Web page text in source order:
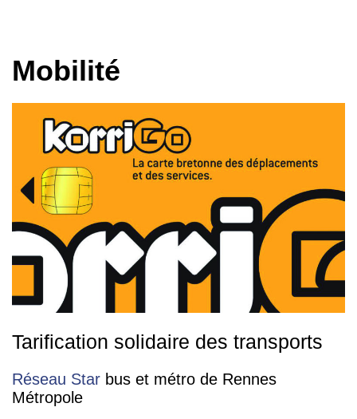
Mobilité
Tarification solidaire des transports
Réseau Star bus et métro de Rennes
Métropole